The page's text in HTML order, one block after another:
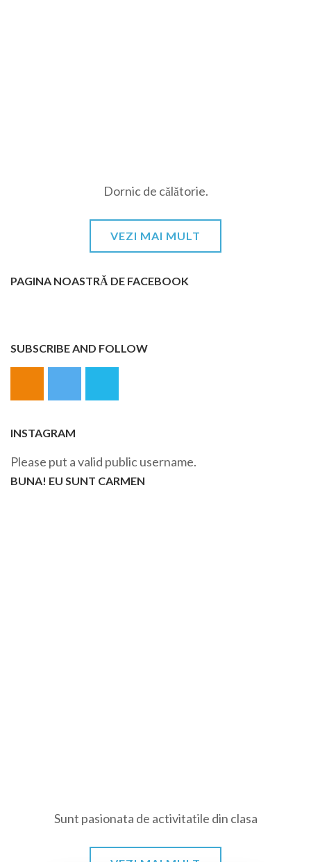
Dornic de călătorie.
VEZI MAI MULT
PAGINA NOASTRĂ DE FACEBOOK
SUBSCRIBE AND FOLLOW
INSTAGRAM
Please put a valid public username.
BUNA! EU SUNT CARMEN
Sunt pasionata de activitatile din clasa